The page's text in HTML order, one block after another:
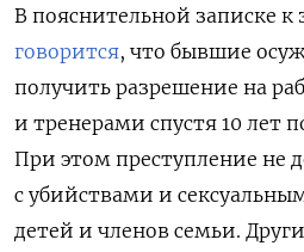
В пояснительной записке к
говорится, что бывшие
получить разрешение на
и тренерами спустя 10 лет
При этом преступление не
с убийствами и
детей и членов семьи.